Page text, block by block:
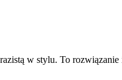
w stylu. To rozwiązanie